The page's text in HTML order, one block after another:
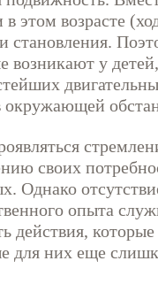
этом возрасте
становления.
возникают у
окружающей
своих
Однако
опыта
действия,
для них еще